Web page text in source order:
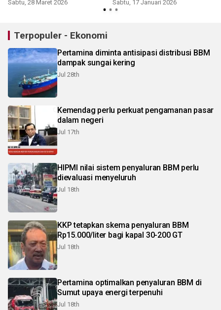
Sabtu, 28 Maret 2026 Sabtu, 17 Januari 2026
Terpopuler - Ekonomi
Pertamina diminta antisipasi distribusi BBM
dampak sungai kering
Jul 28th
Kemendag perlu perkuat pengamanan pasar
dalam negeri
Jul 17th
HIPMI nilai sistem penyaluran BBM perlu
dievaluasi menyeluruh
Jul 18th
KKP tetapkan skema penyaluran BBM
Rp15.000/liter bagi kapal 30-200 GT
Jul 18th
Pertamina optimalkan penyaluran BBM di
Sumut upaya energi terpenuhi
Jul 18th